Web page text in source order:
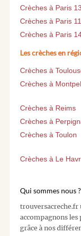
Crèches à Paris
Crèches à Paris
Crèches à Paris
Les crèches en
Crèches à
Crèches à
Crèches à Reims
Crèches à
Crèches à Toulon
Crèches à Le
Qui sommes nous ?
trouversacreche.fr
accompagnons
grâce à nos